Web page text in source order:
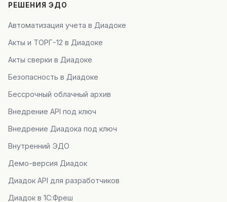
РЕШЕНИЯ ЭДО
Автоматизация учета в Диадоке
Акты и ТОРГ-12 в Диадоке
Акты сверки в Диадоке
Безопасность в Диадоке
Бессрочный облачный архив
Внедрение API под ключ
Внедрение Диадока под ключ
Внутренний ЭДО
Демо-версия Диадок
Диадок API для разработчиков
Диадок в 1С:Фреш